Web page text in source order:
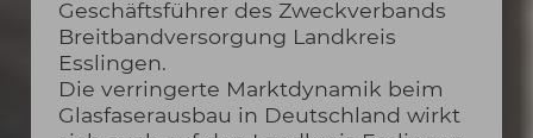
Geschäftsführer des Zweckverbands
Breitbandversorgung Landkreis
Esslingen.
Die verringerte Marktdynamik beim
Glasfaserausbau in Deutschland wirkt